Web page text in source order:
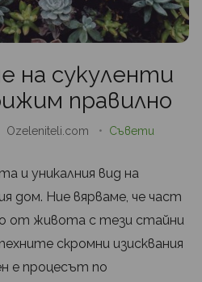
на сукуленти
правилно
Ozeleniteli.com • Съвети
и уникалния вид на
дом. Ние вярваме, че част
от живота с тези стайни
скромни изисквания
е процесът по